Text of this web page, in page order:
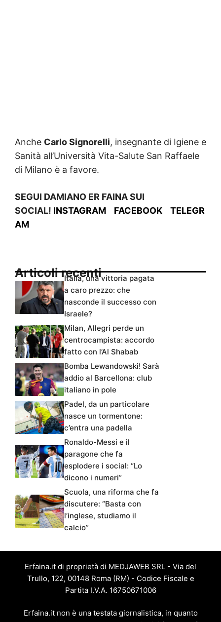
Anche Carlo Signorelli, insegnante di Igiene e
Sanità all’Università Vita-Salute San Raffaele
di Milano è a favore.
SEGUI DAMIANO ER FAINA SUI
SOCIAL! INSTAGRAM FACEBOOK
TELEGR
AM
Articoli recentiItalia, una vittoria pagata
a caro prezzo: che
nasconde il successo con
Israele?
Milan, Allegri perde un
centrocampista: accordo
fatto con l’Al Shabab
Bomba Lewandowski! Sarà
addio al Barcellona: club
italiano in pole
Padel, da un particolare
nasce un tormentone:
c’entra una padella
Ronaldo-Messi e il
paragone che fa
esplodere i social: “Lo
dicono i numeri”
Scuola, una riforma che fa
discutere: “Basta con
l’inglese, studiamo il
calcio”
Erfaina.it di proprietà di MEDJAWEB SRL - Via del
Trullo, 122, 00148 Roma (RM) - Codice Fiscale e
Partita I.V.A. 16750671006
Erfaina.it non è una testata giornalistica, in quanto